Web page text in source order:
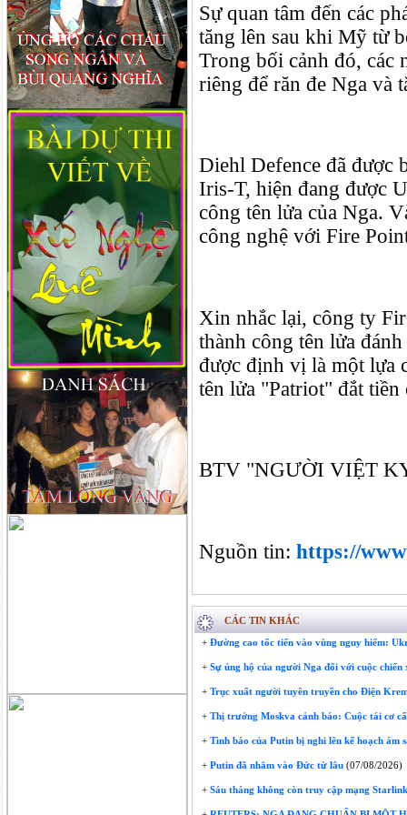
Sự quan tâm đến các
tăng lên sau khi Mỹ từ
Trong bối cảnh đó, các
riêng để răn đe Nga và
Diehl Defence đã được
Iris-T, hiện đang được
công tên lửa của Nga.
công nghệ với Fire
Xin nhắc lại, công ty
thành công tên lửa
được định vị là một lựa
tên lửa "Patriot" đắt tiền
BTV "NGƯỜI VIỆT
Nguồn tin: https://
CÁC TIN KHÁC
+ Đường cao tốc tiến vào vùng nguy hiểm:
+ Sự ủng hộ của người Nga đối với cuộc
+ Trục xuất người tuyên truyền cho Điện
+ Thị trưởng Moskva cảnh báo: Cuộc tái cơ
+ Tình báo của Putin bị nghi lên kế hoạch ám
+ Putin đã nhắm vào Đức từ lâu (07/08/2026)
+ Sáu tháng không còn truy cập mạng